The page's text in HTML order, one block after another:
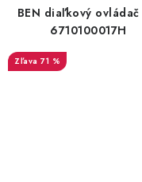
BEN diaľkový ovládač
6710100017H
71 %